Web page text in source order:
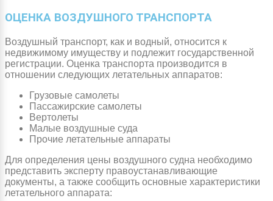
ОЦЕНКА ВОЗДУШНОГО ТРАНСПОРТА
Воздушный транспорт, как и водный, относится к
недвижимому имуществу и подлежит государственной
регистрации. Оценка транспорта производится в
отношении следующих летательных аппаратов:
Грузовые самолеты
Пассажирские самолеты
Вертолеты
Малые воздушные суда
Прочие летательные аппараты
Для определения цены воздушного судна необходимо
представить эксперту правоустанавливающие
документы, а также сообщить основные характеристики
летательного аппарата: